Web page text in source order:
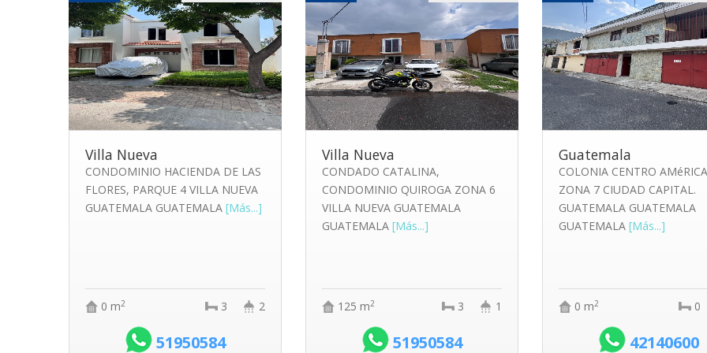
Villa Nueva
CONDOMINIO HACIENDA DE LAS
FLORES, PARQUE 4 VILLA NUEVA
GUATEMALA GUATEMALA [Más...]
0 m2 2
3
51950584
Villa Nueva
CONDADO CATALINA,
CONDOMINIO QUIROGA ZONA 6
VILLA NUEVA GUATEMALA
GUATEMALA [Más...]
125 m2 1
3
51950584
Guatemala
COLONIA CENTRO AMéRICA
ZONA 7 CIUDAD CAPITAL.
GUATEMALA GUATEMALA
GUATEMALA [Más...]
0 m2 0
42140600